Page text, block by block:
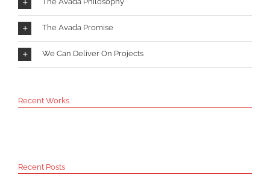
The Avada Promise
We Can Deliver On Projects
Recent Works
Recent Posts